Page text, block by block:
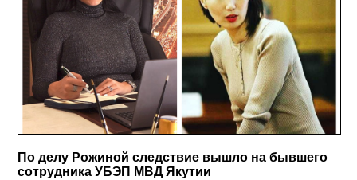
По делу Рожиной следствие вышло на бывшего
сотрудника УБЭП МВД Якутии